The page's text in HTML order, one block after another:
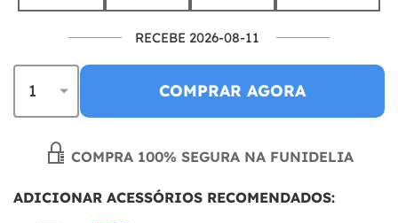
RECEBE 2026-08-11
COMPRAR AGORA
COMPRA 100% SEGURA NA FUNIDELIA
ADICIONAR ACESSÓRIOS RECOMENDADOS: